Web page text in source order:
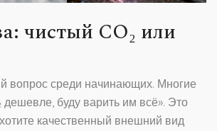
чистый CO₂ или
вопрос среди начинающих. Многие
дешевле, буду варить им всё». Это
качественный внешний вид